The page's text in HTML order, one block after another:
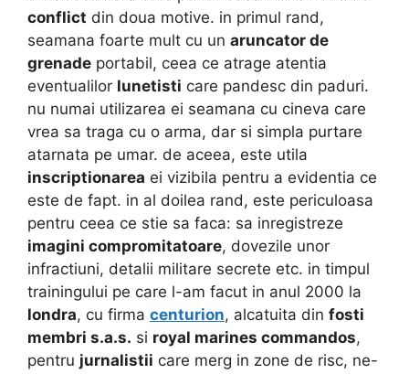
conflict din doua motive. in primul rand,
seamana foarte mult cu un aruncator de
grenade portabil, ceea ce atrage atentia
eventualilor lunetisti care pandesc din paduri.
nu numai utilizarea ei seamana cu cineva care
vrea sa traga cu o arma, dar si simpla purtare
atarnata pe umar. de aceea, este utila
inscriptionarea ei vizibila pentru a evidentia ce
este de fapt. in al doilea rand, este periculoasa
pentru ceea ce stie sa faca: sa inregistreze
imagini compromitatoare, dovezile unor
infractiuni, detalii militare secrete etc. in timpul
trainingului pe care l-am facut in anul 2000 la
londra, cu firma centurion, alcatuita din fosti
membri s.a.s. si royal marines commandos,
pentru jurnalistii care merg in zone de risc, ne-